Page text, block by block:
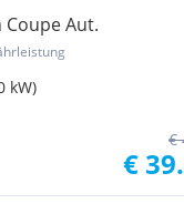
Coupe Aut.
kW)
€
€